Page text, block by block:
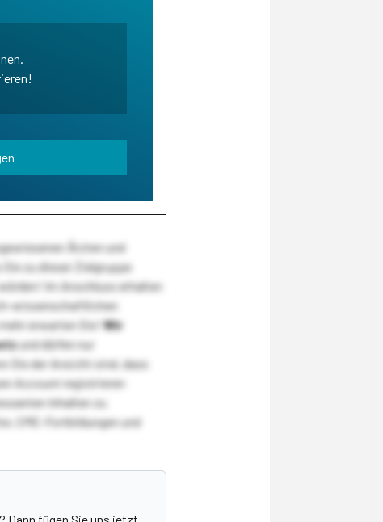
Ärzten und
zu dieser Zielgruppe
Im Anschluss erhalten
wissenschaftlichen
erwarten Sie!Wir
und dürfen nur
Sie der Ansicht sind, dass
Account registrieren
Inhalten zu
CME-Fortbildungen und